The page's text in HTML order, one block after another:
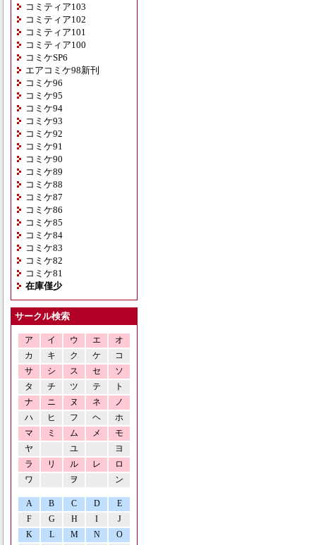
コミティア103
コミティア102
コミティア101
コミティア100
コミケSP6
エアコミケ98新刊
コミケ96
コミケ95
コミケ94
コミケ93
コミケ92
コミケ91
コミケ90
コミケ89
コミケ88
コミケ87
コミケ86
コミケ85
コミケ84
コミケ83
コミケ82
コミケ81
在庫僅少
サークル検索
ア イ ウ エ
オ
カ
キ ク ケ
コ
サ
シ ス セ
ソ
タ
チ ツ テ
ト
ナ
ニ ヌ ネ
ノ
ハ
ヒ フ ヘ
ホ
マ
ミ ム メ
モ
ヤ
ユ
ヨ
ラ
リ ル レ
ロ
ワ
ヲ ン
A B C D
E
F
G H I
J
K
L M N O